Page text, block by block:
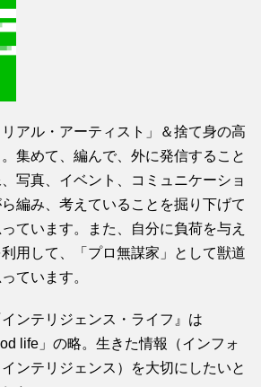
アル・アーティスト」＆捨て身の高
集めて、編んで、外に発信すること
写真、イベント、コミュニケーショ
編み、考えていることを掘り下げて
ています。また、自分に負荷を与え
用して、「プロ無謀家」として獣道
ています。
ンテリジェンス・ライフ』は
life」の略。生きた情報（インフォ
ンテリジェンス）を大切にしたいと